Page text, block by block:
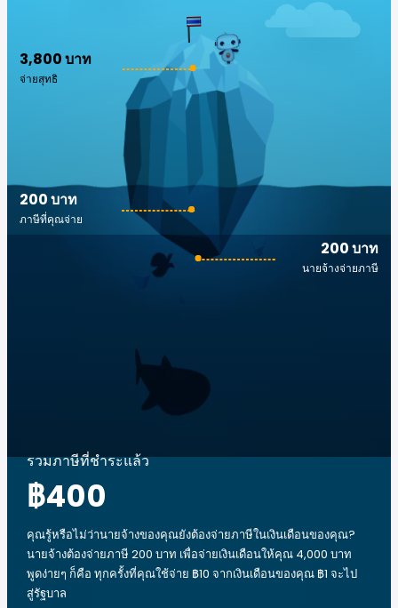
3,800 บาท
จ่ายสุทธิ
200 บาท
นายจ้างจ่ายภาษี
200 บาท
ภาษีที่คุณจ่าย
รวมภาษีที่ชำระแล้ว
฿400
คุณรู้หรือไม่ว่านายจ้างของคุณยังต้องจ่ายภาษีในเงินเดือนของคุณ?
นายจ้างต้องจ่ายภาษี 200 บาท เพื่อจ่ายเงินเดือนให้คุณ 4,000 บาท
พูดง่ายๆ ก็คือ ทุกครั้งที่คุณใช้จ่าย ฿10 จากเงินเดือนของคุณ ฿1 จะไป
สู่รัฐบาล